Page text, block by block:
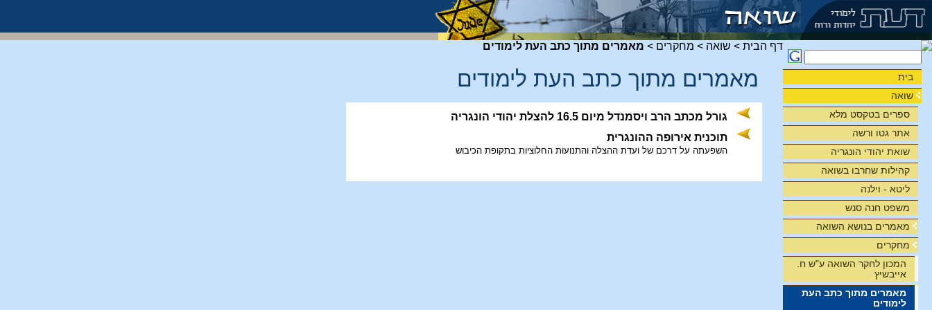
בית
שואה
ספרים בטקסט מלא
אתר גטו ורשה
שואת יהודי הונגריה
קהילות שחרבו בשואה
ליטא - וילנה
משפט חנה סנש
מאמרים בנושא השואה
מחקרים
המכון לחקר השואה ע"ש ח.
אייבשיץ
מאמרים מתוך כתב העת
לימודים
דף הבית > שואה > מחקרים > מאמרים מתוך כתב העת לימודים
מאמרים מתוך כתב העת לימודים
גורל מכתב הרב ויסמנדל מיום 16.5 להצלת יהודי הונגריה
תוכנית אירופה ההונגרית
השפעתה על דרכם של ועדת ההצלה והתנועות החלוציות בתקופת הכיבוש